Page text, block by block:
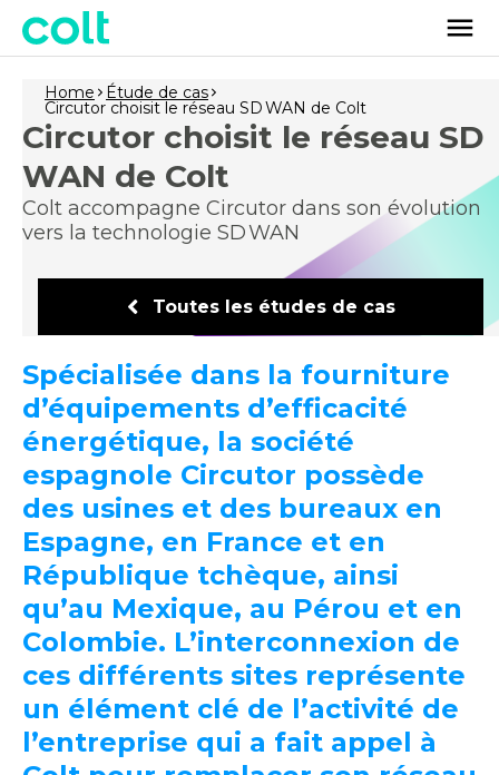
Home Étude de cas
Circutor choisit le réseau SD WAN de Colt
Circutor choisit le réseau SD
WAN de Colt
Colt accompagne Circutor dans son évolution
vers la technologie SD WAN
Toutes les études de cas
Spécialisée dans la fourniture
d’équipements d’efficacité
énergétique, la société
espagnole Circutor possède
des usines et des bureaux en
Espagne, en France et en
République tchèque, ainsi
qu’au Mexique, au Pérou et en
Colombie. L’interconnexion de
ces différents sites représente
un élément clé de l’activité de
l’entreprise qui a fait appel à